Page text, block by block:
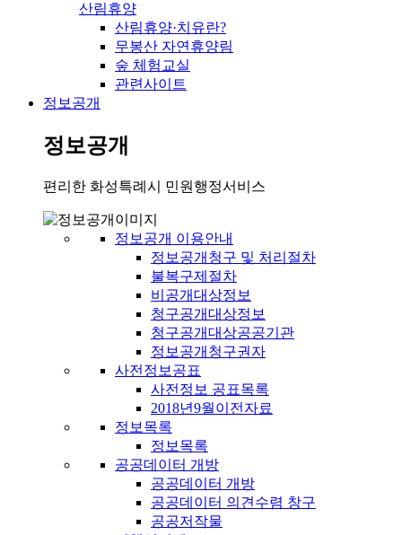
산림휴양
산림휴양·치유란?
무봉산 자연휴양림
숲 체험교실
관련사이트
정보공개
정보공개
편리한 화성특례시 민원행정서비스
정보공개 이용안내
정보공개청구 및 처리절차
불복구제절차
비공개대상정보
청구공개대상정보
청구공개대상공공기관
정보공개청구권자
사전정보공표
사전정보 공표목록
2018년9월이전자료
정보목록
정보목록
공공데이터 개방
공공데이터 개방
공공데이터 의견수렴 창구
공공저작물